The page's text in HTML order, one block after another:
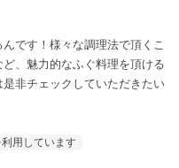
です！様々な調理法で頂くこ
、魅力的なふぐ料理を頂ける
非チェックしていただきたい
用しています